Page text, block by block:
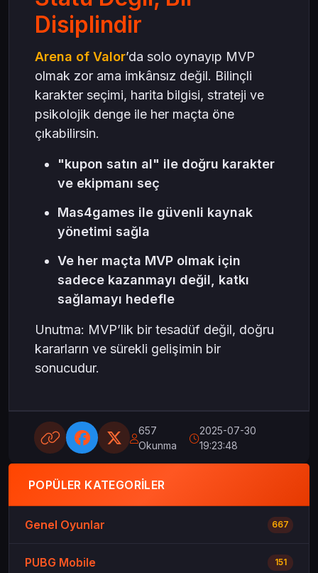
Disiplindir
Arena of Valor’da solo oynayıp MVP
olmak zor ama imkânsız değil. Bilinçli
karakter seçimi, harita bilgisi, strateji ve
psikolojik denge ile her maçta öne
çıkabilirsin.
"kupon satın al" ile doğru karakter
ve ekipmanı seç
Mas4games ile güvenli kaynak
yönetimi sağla
Ve her maçta MVP olmak için
sadece kazanmayı değil, katkı
sağlamayı hedefle
Unutma: MVP’lik bir tesadüf değil, doğru
kararların ve sürekli gelişimin bir
sonucudur.
657
Okunma
2025-07-30
19:23:48
POPÜLER KATEGORILER
Genel Oyunlar 667
PUBG Mobile 151